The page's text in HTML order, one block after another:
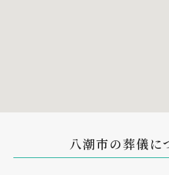
八潮市の葬儀に